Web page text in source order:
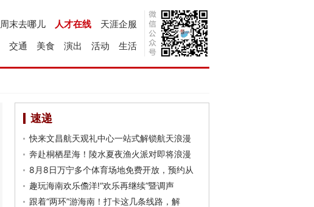
天涯企服
人才在线
周末去哪儿
生活
活动
演出
美食
交通
速递
快来文昌航天观礼中心一站式解锁航天浪漫
奔赴桐栖星海！陵水夏夜渔火派对即将浪漫
8月8日万宁多个体育场地免费开放，预约从
趣玩海南欢乐儋洋!“欢乐再继续”暨调声
跟着“两环”游海南！打卡这几条线路，解